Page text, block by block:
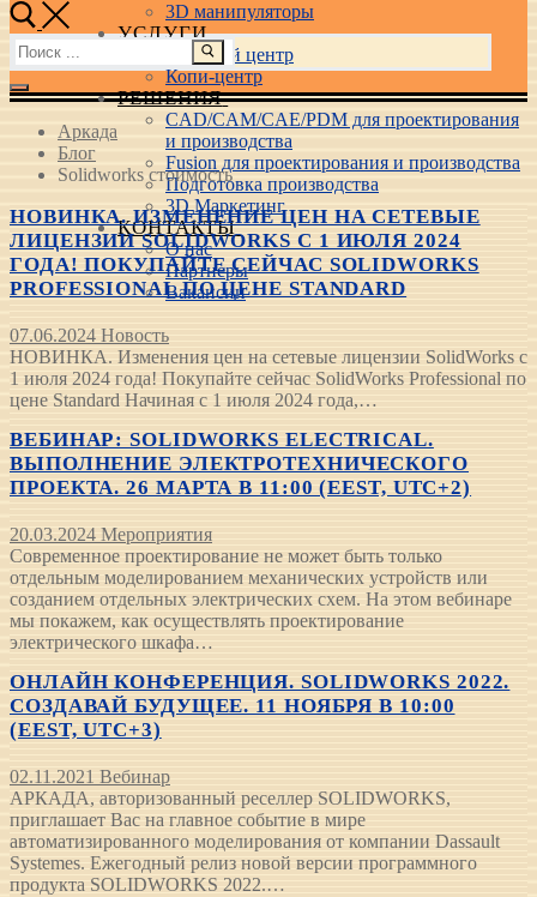
3D манипуляторы
УСЛУГИ
Учебный центр
Копи-центр
РЕШЕНИЯ
CAD/CAM/CAE/PDM для проектирования
и производства
Fusion для проектирования и производства
Подготовка производства
3D Маркетинг
КОНТАКТЫ
О нас
Партнеры
Вакансии
Найти:
Аркада
Блог
Solidworks стоимость
НОВИНКА. ИЗМЕНЕНИЕ ЦЕН НА СЕТЕВЫЕ
ЛИЦЕНЗИИ SOLIDWORKS С 1 ИЮЛЯ 2024
ГОДА! ПОКУПАЙТЕ СЕЙЧАС SOLIDWORKS
PROFESSIONAL ПО ЦЕНЕ STANDARD
07.06.2024 Новость
НОВИНКА. Изменения цен на сетевые лицензии SolidWorks с
1 июля 2024 года! Покупайте сейчас SolidWorks Professional по
цене Standard Начиная с 1 июля 2024 года,…
ВЕБИНАР: SOLIDWORKS ELECTRICAL.
ВЫПОЛНЕНИЕ ЭЛЕКТРОТЕХНИЧЕСКОГО
ПРОЕКТА. 26 МАРТА В 11:00 (EEST, UTC+2)
20.03.2024 Мероприятия
Современное проектирование не может быть только
отдельным моделированием механических устройств или
созданием отдельных электрических схем. На этом вебинаре
мы покажем, как осуществлять проектирование
электрического шкафа…
ОНЛАЙН КОНФЕРЕНЦИЯ. SOLIDWORKS 2022.
СОЗДАВАЙ БУДУЩЕЕ. 11 НОЯБРЯ В 10:00
(EEST, UTC+3)
02.11.2021 Вебинар
АРКАДА, авторизованный реселлер SOLIDWORKS,
приглашает Вас на главное событие в мире
автоматизированного моделирования от компании Dassault
Systemes. Ежегодный релиз новой версии программного
продукта SOLIDWORKS 2022.…